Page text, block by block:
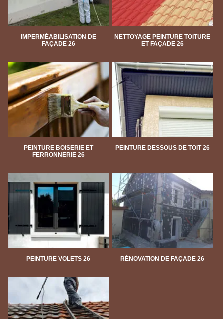
IMPERMÉABILISATION DE
FAÇADE 26
NETTOYAGE PEINTURE TOITURE
ET FAÇADE 26
PEINTURE BOISERIE ET
FERRONNERIE 26
PEINTURE DESSOUS DE TOIT 26
PEINTURE VOLETS 26 RÉNOVATION DE FAÇADE 26